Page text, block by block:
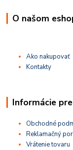
O našom
Ako nakupovať
Kontakty
Informácie
Obchodné
Reklamačný
Vrátenie tovaru